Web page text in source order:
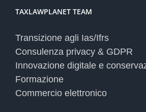
TAXLAWPLANET TEAM
Transizione agli Ias/Ifrs
Consulenza privacy & GDPR
Innovazione digitale e
Formazione
Commercio elettronico